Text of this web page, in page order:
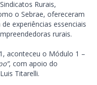
Rurais,
o Sebrae, ofereceram
experiências essenciais
rurais.
aconteceu o Módulo 1 –
, com apoio do
Titarelli.